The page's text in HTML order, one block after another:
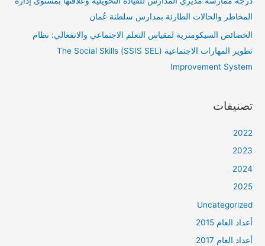
المخاطر والحالات الطارئة بمدارس سلطنة عُمان
الخصائص السيكومترية لمقياس التعلم الاجتماعي والانفعالي: نظام
تطوير المهارات الاجتماعية (SSIS SEL) The Social Skills
Improvement System
تصنيفات
2022
2023
2024
2025
Uncategorized
أعداد العام 2015
أعداد العام 2017